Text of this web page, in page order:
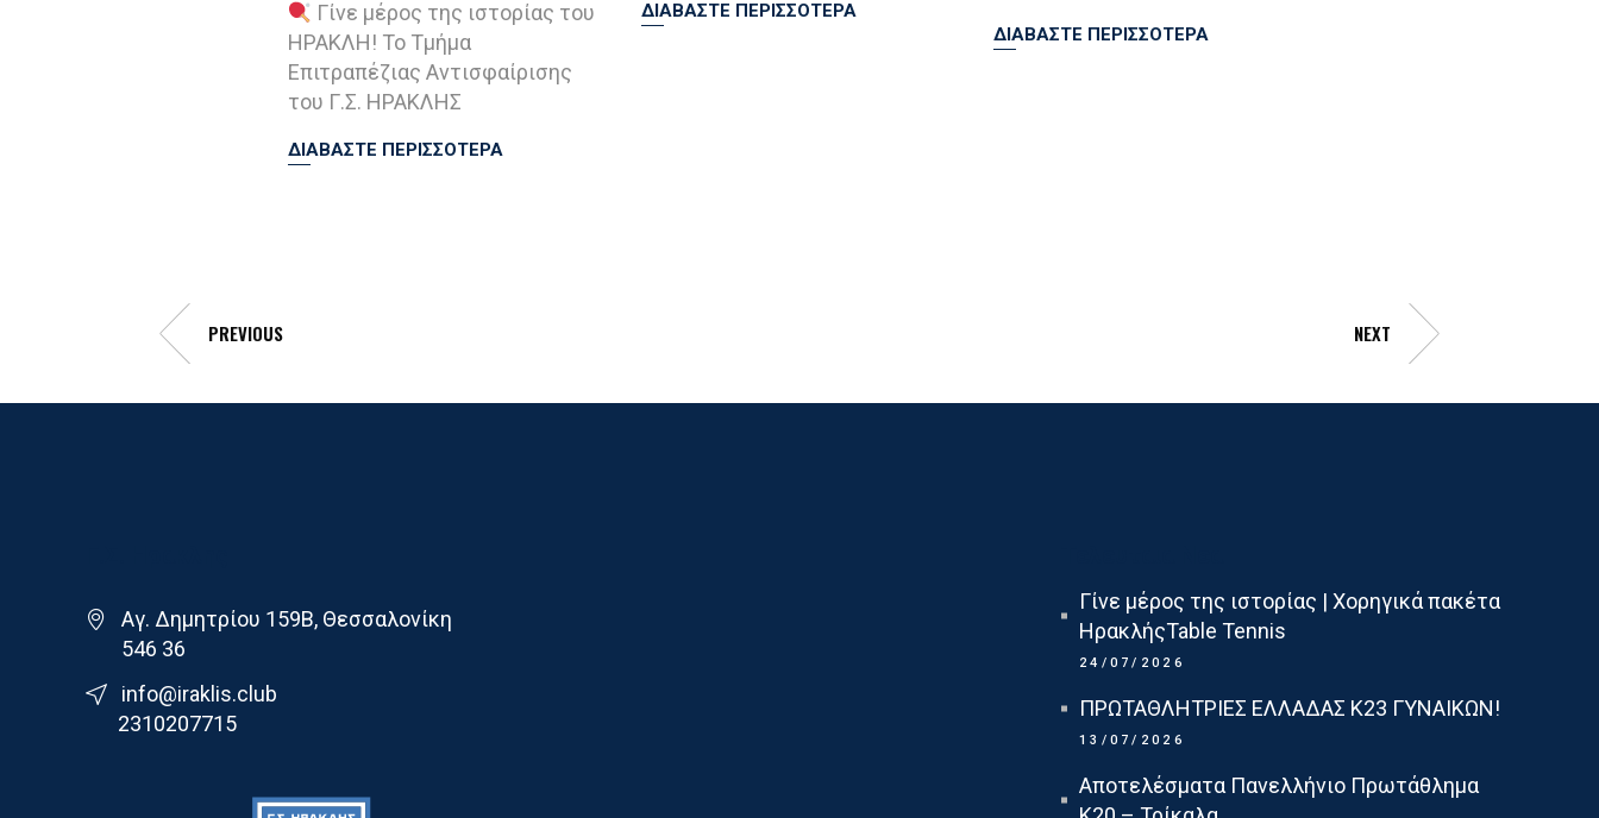
Γίνε μέρος της ιστορίας του
ΗΡΑΚΛΗ! Το Τμήμα
Επιτραπέζιας Αντισφαίρισης
του Γ.Σ. ΗΡΑΚΛΗΣ
ΔΙΑΒΑΣΤΕ ΠΕΡΙΣΣΟΤΕΡΑ
ΔΙΑΒΑΣΤΕ ΠΕΡΙΣΣΟΤΕΡΑ
ΔΙΑΒΑΣΤΕ ΠΕΡΙΣΣΟΤΕΡΑ
PREVIOUS NEXT
Αγ. Δημητρίου 159Β, Θεσσαλονίκη
546 36
info@iraklis.club
2310207715
Γίνε μέρος της ιστορίας | Χορηγικά πακέτα
ΗρακλήςTable Tennis
24/07/2026
ΠΡΩΤΑΘΛΗΤΡΙΕΣ ΕΛΛΑΔΑΣ Κ23 ΓΥΝΑΙΚΩΝ!
13/07/2026
Αποτελέσματα Πανελλήνιο Πρωτάθλημα